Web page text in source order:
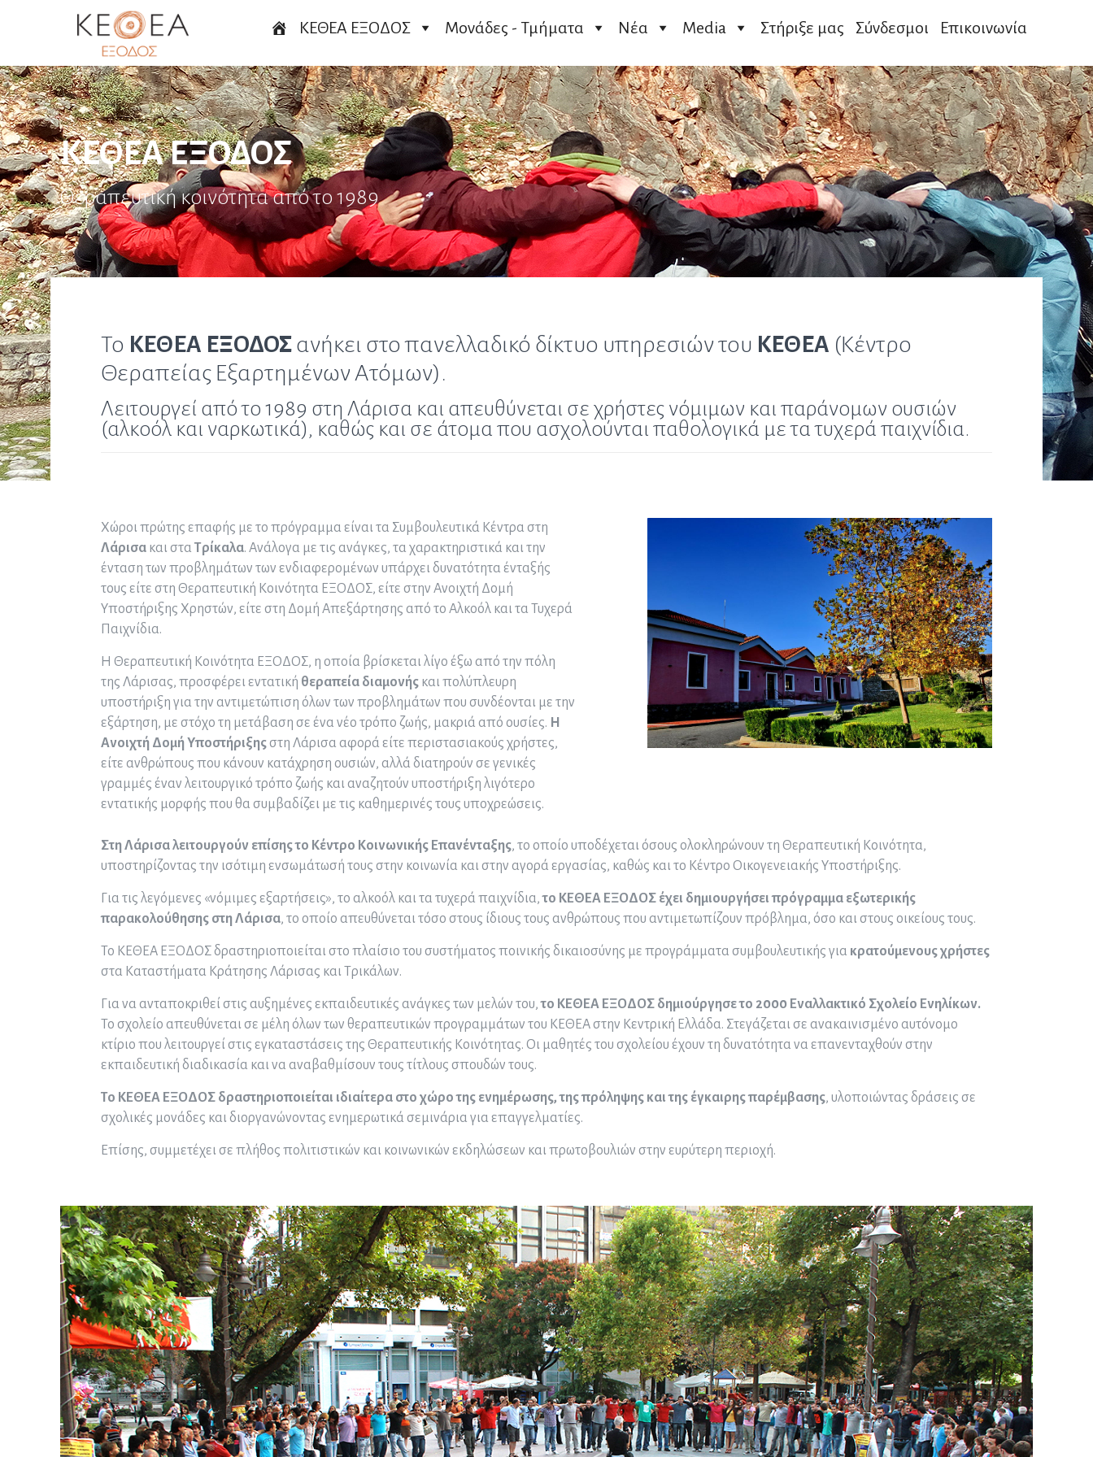
ΚΕΘΕΑ ΕΞΟΔΟΣ Μονάδες - Τμήματα Νέα Media Στήριξε μας Σύνδεσμοι Επικοινωνία
ΚΕΘΕΑ ΕΞΟΔΟΣ
Θεραπευτική κοινότητα από το 1989
Το KEΘEA ΕΞΟΔΟΣανήκει στο πανελλαδικό δίκτυο υπηρεσιών του ΚΕΘΕΑ (Κέντρο
Θεραπείας Εξαρτημένων Ατόμων).
Λειτουργεί από το 1989 στη Λάρισα και απευθύνεται σε χρήστες νόμιμων και παράνομων ουσιών
(αλκοόλ και ναρκωτικά), καθώς και σε άτομα που ασχολούνται παθολογικά με τα τυχερά παιχνίδια.
Χώροι πρώτης επαφής με το πρόγραμμα είναι τα Συμβουλευτικά Κέντρα στη
Λάρισα και στα Τρίκαλα. Ανάλογα με τις ανάγκες, τα χαρακτηριστικά και την
ένταση των προβλημάτων των ενδιαφερομένων υπάρχει δυνατότητα ένταξής
τους είτε στη Θεραπευτική Κοινότητα ΕΞΟΔΟΣ, είτε στην Ανοιχτή Δομή
Υποστήριξης Χρηστών, είτε στη Δομή Απεξάρτησης από το Αλκοόλ και τα Τυχερά
Παιχνίδια.
Η Θεραπευτική Κοινότητα ΕΞΟΔΟΣ, η οποία βρίσκεται λίγο έξω από την πόλη
της Λάρισας, προσφέρει εντατική θεραπεία διαμονής και πολύπλευρη
υποστήριξη για την αντιμετώπιση όλων των προβλημάτων που συνδέονται με την
εξάρτηση, με στόχο τη μετάβαση σε ένα νέο τρόπο ζωής, μακριά από ουσίες. Η
Ανοιχτή Δομή Υποστήριξηςστη Λάρισα αφορά είτε περιστασιακούς χρήστες,
είτε ανθρώπους που κάνουν κατάχρηση ουσιών, αλλά διατηρούν σε γενικές
γραμμές έναν λειτουργικό τρόπο ζωής και αναζητούν υποστήριξη λιγότερο
εντατικής μορφής που θα συμβαδίζει με τις καθημερινές τους υποχρεώσεις.
Στη Λάρισα λειτουργούν επίσης το Κέντρο Κοινωνικής Επανένταξης, το οποίο υποδέχεται όσους ολοκληρώνουν τη Θεραπευτική Κοινότητα,
υποστηρίζοντας την ισότιμη ενσωμάτωσή τους στην κοινωνία και στην αγορά εργασίας, καθώς και το Κέντρο Οικογενειακής Υποστήριξης.
Για τις λεγόμενες «νόμιμες εξαρτήσεις», το αλκοόλ και τα τυχερά παιχνίδια,το ΚΕΘΕΑ ΕΞΟΔΟΣ έχει δημιουργήσει πρόγραμμα εξωτερικής
παρακολούθησης στη Λάρισα, το οποίο απευθύνεται τόσο στους ίδιους τους ανθρώπους που αντιμετωπίζουν πρόβλημα, όσο και στους οικείους τους.
Το ΚΕΘΕΑ ΕΞΟΔΟΣ δραστηριοποιείται στο πλαίσιο του συστήματος ποινικής δικαιοσύνης με προγράμματα συμβουλευτικής για κρατούμενους χρήστες
στα Καταστήματα Κράτησης Λάρισας και Τρικάλων.
Για να ανταποκριθεί στις αυξημένες εκπαιδευτικές ανάγκες των μελών του,το KEΘEA ΕΞΟΔΟΣ δημιούργησε το 2000 Εναλλακτικό Σχολείο Ενηλίκων.
Το σχολείο απευθύνεται σε μέλη όλων των θεραπευτικών προγραμμάτων του ΚΕΘΕΑ στην Κεντρική Ελλάδα. Στεγάζεται σε ανακαινισμένο αυτόνομο
κτίριο που λειτουργεί στις εγκαταστάσεις της Θεραπευτικής Κοινότητας. Οι μαθητές του σχολείου έχουν τη δυνατότητα να επανενταχθούν στην
εκπαιδευτική διαδικασία και να αναβαθμίσουν τους τίτλους σπουδών τους.
Το KEΘEA ΕΞΟΔΟΣ δραστηριοποιείται ιδιαίτερα στο χώρο της ενημέρωσης, της πρόληψης και της έγκαιρης παρέμβασης, υλοποιώντας δράσεις σε
σχολικές μονάδες και διοργανώνοντας ενημερωτικά σεμινάρια για επαγγελματίες.
Επίσης, συμμετέχει σε πλήθος πολιτιστικών και κοινωνικών εκδηλώσεων και πρωτοβουλιών στην ευρύτερη περιοχή.